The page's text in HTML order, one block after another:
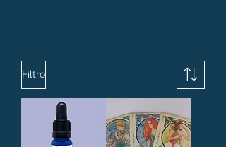
Filtro